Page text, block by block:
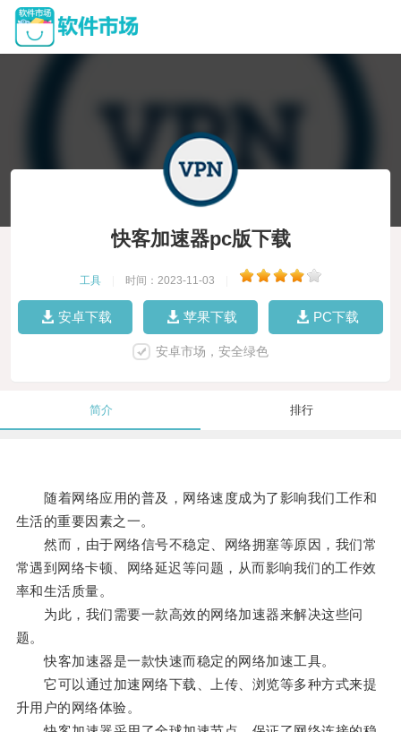
快客加速器pc版下载
工具 时间：2023-11-03
安卓下载 苹果下载 PC下载
安卓市场，安全绿色
简介 排行
随着网络应用的普及，网络速度成为了影响我们工作和
生活的重要因素之一。
然而，由于网络信号不稳定、网络拥塞等原因，我们常
常遇到网络卡顿、网络延迟等问题，从而影响我们的工作效
率和生活质量。
为此，我们需要一款高效的网络加速器来解决这些问
题。
快客加速器是一款快速而稳定的网络加速工具。
它可以通过加速网络下载、上传、浏览等多种方式来提
升用户的网络体验。